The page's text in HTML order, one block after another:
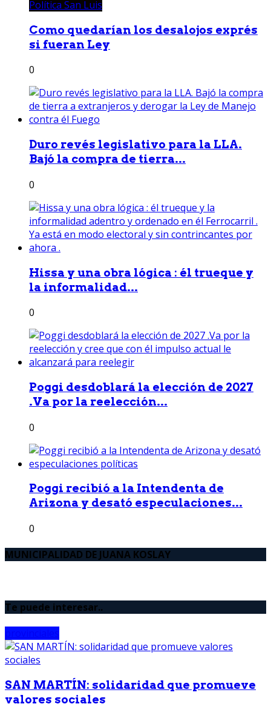
Política San Luis
Como quedarían los desalojos exprés
si fueran Ley
0
Duro revés legislativo para la LLA.
Bajó la compra de tierra...
0
Hissa y una obra lógica : él trueque y
la informalidad...
0
Poggi desdoblará la elección de 2027
.Va por la reelección...
0
Poggi recibió a la Intendenta de
Arizona y desató especulaciones...
0
MUNICIPALIDAD DE JUANA KOSLAY
Te puede interesar..
SAN MARTÍN: solidaridad que promueve
valores sociales